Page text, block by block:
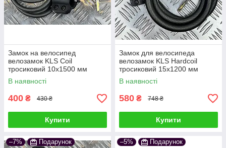
Замок на велосипед
велозамок KLS Coil
тросиковий 10x1500 мм
чорний
В наявності
400 ₴ 430 ₴
Купити
Замок для велосипеда
велозамок KLS Hardcoil
тросиковий 15x1200 мм
чорний
В наявності
580 ₴ 748 ₴
Купити
–7% Подарунок –5% Подарунок